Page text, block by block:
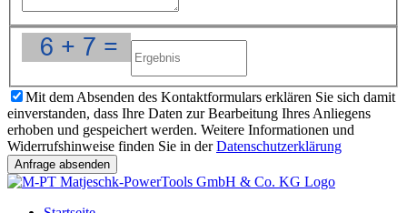
Mit dem Absenden des Kontaktformulars erklären Sie sich damit
einverstanden, dass Ihre Daten zur Bearbeitung Ihres Anliegens
erhoben und gespeichert werden. Weitere Informationen und
Widerrufshinweise finden Sie in derDatenschutzerklärung